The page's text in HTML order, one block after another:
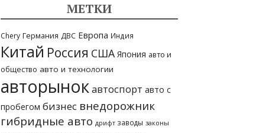
МЕТКИ
Chery Германия ДВС Европа Индия
Китай Россия США Япония авто и
общество авто и технологии
авторынокавтоспорт авто с
пробегом бизнес внедорожник
гибридные авто дрифт заводы законы